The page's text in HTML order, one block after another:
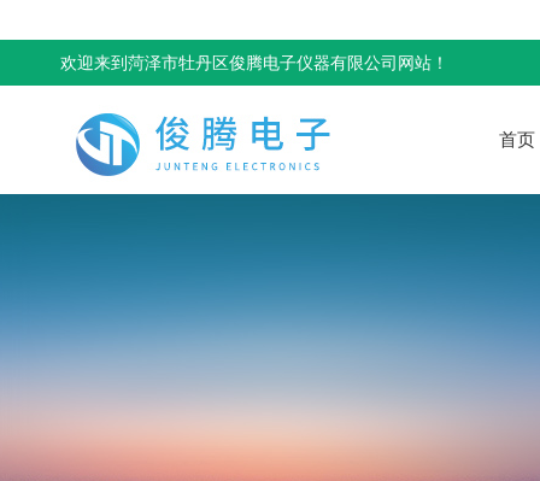
欢迎来到菏泽市牡丹区俊腾电子仪器有限公司网站！
首页